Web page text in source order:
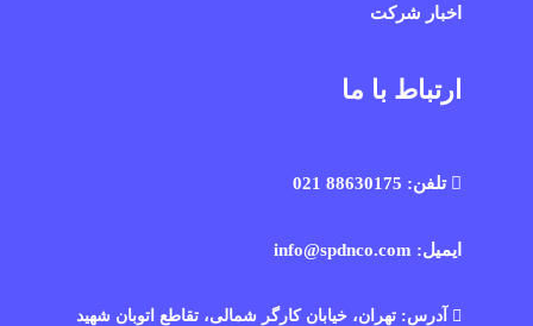
اخبار شرکت
ارتباط با ما
تلفن: 88630175 021
ایمیل: info@spdnco.com
آدرس: تهران، خیابان کارگر شمالی، تقاطع اتوبان شهید